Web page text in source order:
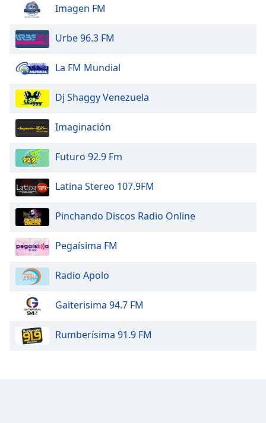
dialog
window.
Escape
cancel
close
window.
Text
Color
Opacity
Text
Background
Color
Caption
Imagen FM
Urbe 96.3 FM
La FM Mundial
Dj Shaggy Venezuela
Imaginación
Futuro 92.9 Fm
Latina Stereo 107.9FM
Pinchando Discos Radio Online
Pegaísima FM
Radio Apolo
Gaiterisima 94.7 FM
Rumberísima 91.9 FM